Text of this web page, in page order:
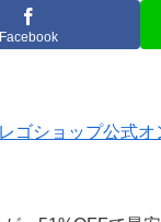
Facebook